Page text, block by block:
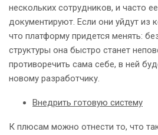
нескольких сотрудников, и часто
документируют. Если они уйдут из
что платформу придется менять:
структуры она быстро станет
противоречить сама себе, в ней
новому разработчику.
Внедрить готовую систему
К плюсам можно отнести то, что